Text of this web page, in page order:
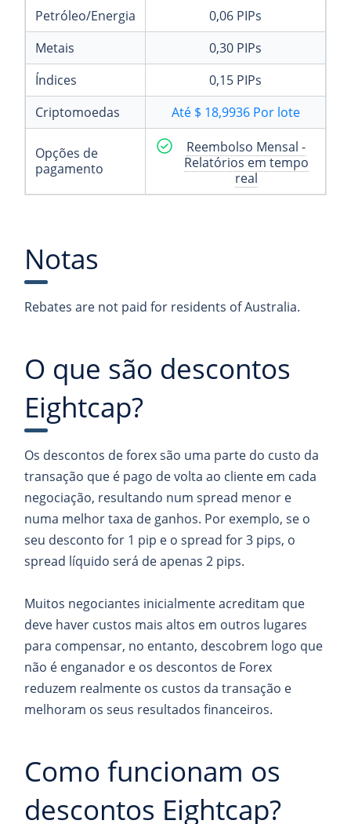
Petróleo/Energia
0,06 PIPs
Metais
0,30 PIPs
Índices
0,15 PIPs
Criptomoedas
Até $ 18,9936 Por lote
Opções de
pagamento
Reembolso Mensal -
Relatórios em tempo
real
Notas
Rebates are not paid for residents of Australia.
O que são descontos
Eightcap?
Os descontos de forex são uma parte do custo da
transação que é pago de volta ao cliente em cada
negociação, resultando num spread menor e
numa melhor taxa de ganhos. Por exemplo, se o
seu desconto for 1 pip e o spread for 3 pips, o
spread líquido será de apenas 2 pips.
Muitos negociantes inicialmente acreditam que
deve haver custos mais altos em outros lugares
para compensar, no entanto, descobrem logo que
não é enganador e os descontos de Forex
reduzem realmente os custos da transação e
melhoram os seus resultados financeiros.
Como funcionam os
descontos Eightcap?